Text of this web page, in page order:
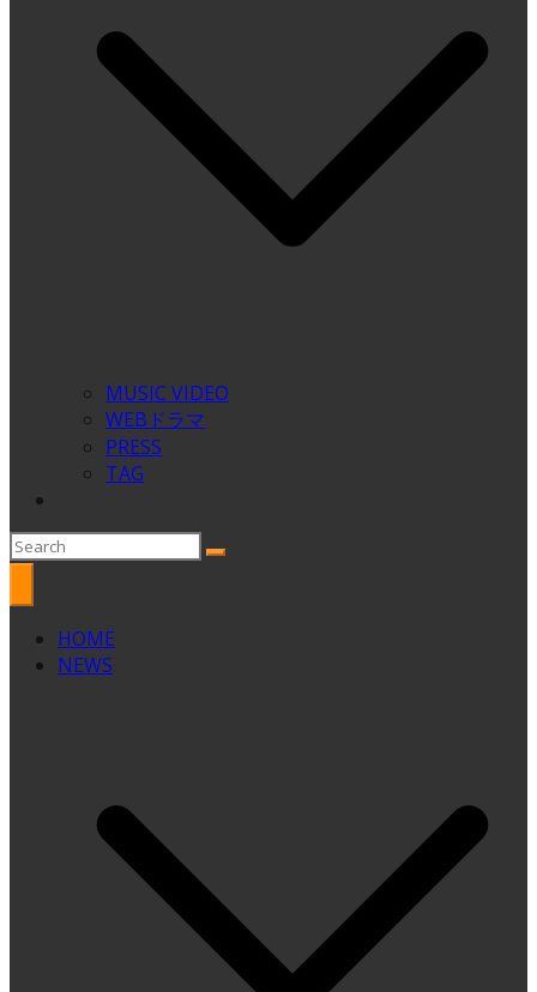
MUSIC VIDEO
WEBドラマ
PRESS
TAG
HOME
NEWS